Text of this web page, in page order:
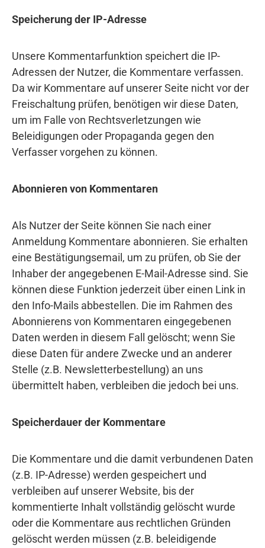
Speicherung der IP-Adresse
Unsere Kommentarfunktion speichert die IP-
Adressen der Nutzer, die Kommentare verfassen.
Da wir Kommentare auf unserer Seite nicht vor der
Freischaltung prüfen, benötigen wir diese Daten,
um im Falle von Rechtsverletzungen wie
Beleidigungen oder Propaganda gegen den
Verfasser vorgehen zu können.
Abonnieren von Kommentaren
Als Nutzer der Seite können Sie nach einer
Anmeldung Kommentare abonnieren. Sie erhalten
eine Bestätigungsemail, um zu prüfen, ob Sie der
Inhaber der angegebenen E-Mail-Adresse sind. Sie
können diese Funktion jederzeit über einen Link in
den Info-Mails abbestellen. Die im Rahmen des
Abonnierens von Kommentaren eingegebenen
Daten werden in diesem Fall gelöscht; wenn Sie
diese Daten für andere Zwecke und an anderer
Stelle (z.B. Newsletterbestellung) an uns
übermittelt haben, verbleiben die jedoch bei uns.
Speicherdauer der Kommentare
Die Kommentare und die damit verbundenen Daten
(z.B. IP-Adresse) werden gespeichert und
verbleiben auf unserer Website, bis der
kommentierte Inhalt vollständig gelöscht wurde
oder die Kommentare aus rechtlichen Gründen
gelöscht werden müssen (z.B. beleidigende